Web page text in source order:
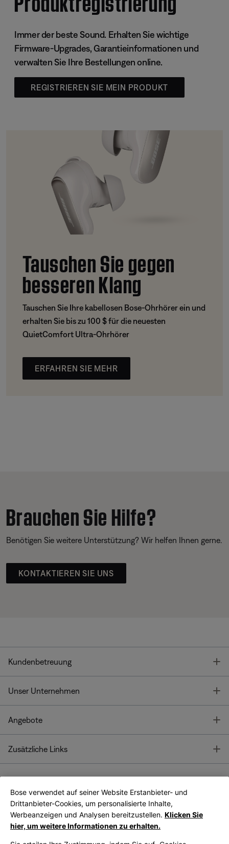
Immer der beste Sound. Erhalten Sie wichtige
Firmware-Upgrades, Garantieinformationen und
verwalten Sie Ihre Bestellungen online.
REGISTRIEREN SIE MEIN PRODUKT
Tauschen Sie gegen
besseren Klang
Tauschen Sie Ihre kabellosen Bose-Ohrhörer ein und
erhalten Sie bis zu 100 $ für die neuesten
QuietComfort Ultra-Ohrhörer
ERFAHREN SIE MEHR
Brauchen Sie Hilfe?
Benötigen Sie weitere Unterstützung? Wir helfen Ihnen gerne.
KONTAKTIEREN SIE UNS
Kundenbetreuung
Unser Unternehmen
Angebote
Zusätzliche Links
Bose App
Bose Connect
App
Bose verwendet auf seiner Website Erstanbieter- und
Drittanbieter-Cookies, um personalisierte Inhalte,
Werbeanzeigen und Analysen bereitzustellen. Klicken Sie
hier, um weitere Informationen zu erhalten.